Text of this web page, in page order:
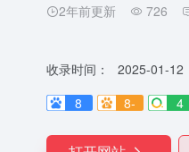
2年前更新 726
收录时间：
2025-01-12
8
8- 4